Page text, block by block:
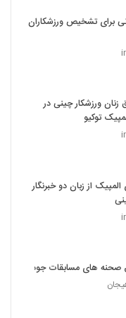
برای تشخیص ورزشکاران
ورزشکار چینی در
توکیو
از زبان دو خبرنگار
های مسابقات جودو